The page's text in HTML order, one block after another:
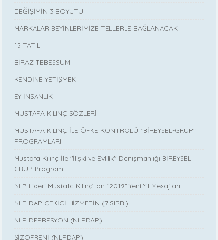
DEĞİŞİMİN 3 BOYUTU
MARKALAR BEYİNLERİMİZE TELLERLE BAĞLANACAK
15 TATİL
BİRAZ TEBESSÜM
KENDİNE YETİŞMEK
EY İNSANLIK
MUSTAFA KILINÇ SÖZLERİ
MUSTAFA KILINÇ İLE ÖFKE KONTROLÜ ‘’BİREYSEL-GRUP’’
PROGRAMLARI
Mustafa Kılınç İle ''İlişki ve Evlilik'' Danışmanlığı BİREYSEL–
GRUP Programı
NLP Lideri Mustafa Kılınç’tan “2019” Yeni Yıl Mesajları
NLP DAP ÇEKİCİ HİZMETİN (7 SIRRI)
NLP DEPRESYON (NLPDAP)
ŞİZOFRENİ (NLPDAP)